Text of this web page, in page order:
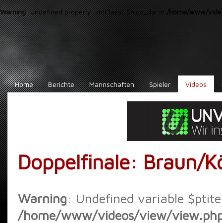
Warning: Undefined property: stdClass::$hide_dat in/home/www/
Home Berichte Mannschaften Spieler Videos
Doppelfinale: Braun/
Warning: Undefined variable
/home/www/videos/view/